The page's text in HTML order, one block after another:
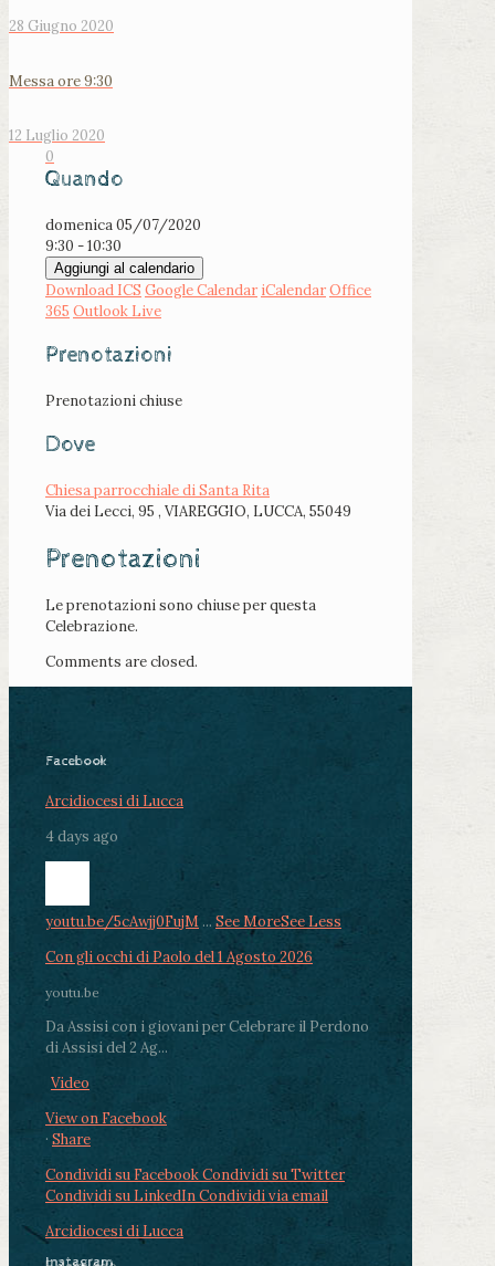
28 Giugno 2020
Messa ore 9:30
12 Luglio 2020
0
Quando
domenica 05/07/2020
9:30 - 10:30
Aggiungi al calendario
Download ICS Google Calendar iCalendarOffice
365 Outlook Live
Prenotazioni
Prenotazioni chiuse
Dove
Chiesa parrocchiale di Santa Rita
Via dei Lecci, 95 , VIAREGGIO, LUCCA, 55049
Prenotazioni
Le prenotazioni sono chiuse per questa
Celebrazione.
Comments are closed.
Facebook
Arcidiocesi di Lucca
4 days ago
youtu.be/5cAwjj0FujM ... See MoreSee Less
Con gli occhi di Paolo del 1 Agosto 2026
youtu.be
Da Assisi con i giovani per Celebrare il Perdono
di Assisi del 2 Ag...
Video
View on Facebook
· Share
Condividi su FacebookCondividi su Twitter
Condividi su LinkedInCondividi via email
Arcidiocesi di Lucca
Instagram